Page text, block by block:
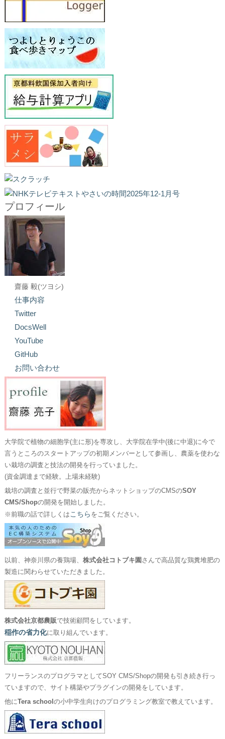
プロフィール
齋藤 毅(ツヨシ)
仕事内容
Twitter
DocsWell
YouTube
GitHub
お問い合わせ
大学院で植物の細胞学(主に形)を専攻し、大学院在学中(後に中退)に今で
言うところのスタートアップの初期メンバーとして参画し、農薬を使わな
い栽培の調査と技法の開発を行っていました。
(資金調達まで経験。上場未経験)
栽培の調査と並行で野菜の販売からネットショップのCMSのSOY
CMS/Shopの開発を開始しました。
※前職の話で詳しくは こちら をご覧ください。
以前、神奈川県の養鶏場、 株式会社コトブキ園 さんで高品質な鶏糞堆肥の
製造に関わらせていただきました。
株式会社京都農販で技術顧問をしています。
稲作の省力化に取り組んでいます。
フリーランスのプログラマとしてSOY CMS/Shopの開発も引き続き行っ
ていますので、サイト構築やプラグインの開発をしています。
他にTera school の小中学生向けのプログラミング教室で教えています。